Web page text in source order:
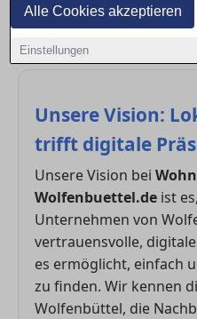
Alle Cookies akzeptieren
Einstellungen
Viertel von
Unsere Vision:
trifft digitale
Unsere Vision bei
Wolfenbuettel.de ist
Unternehmen von
vertrauensvolle,
es ermöglicht, einfach
zu finden. Wir kennen
Wolfenbüttel, die